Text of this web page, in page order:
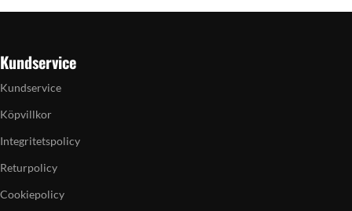
Kundservice
Kundservice
Köpvillkor
Integritetspolicy
Returpolicy
Cookiepolicy